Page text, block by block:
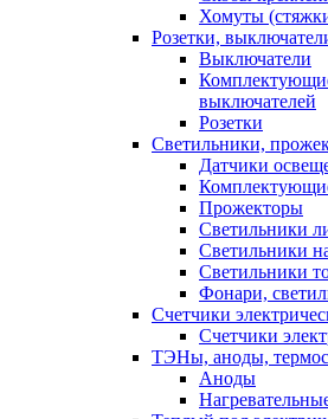
Хомуты
Розетки,
Выключатели
выключателей
Розетки
Светильники,
Датчики
Прожекторы
Светильники
Светильники
Светильники
Фонари,
Счетчики
Счетчики
ТЭНы, аноды,
Аноды